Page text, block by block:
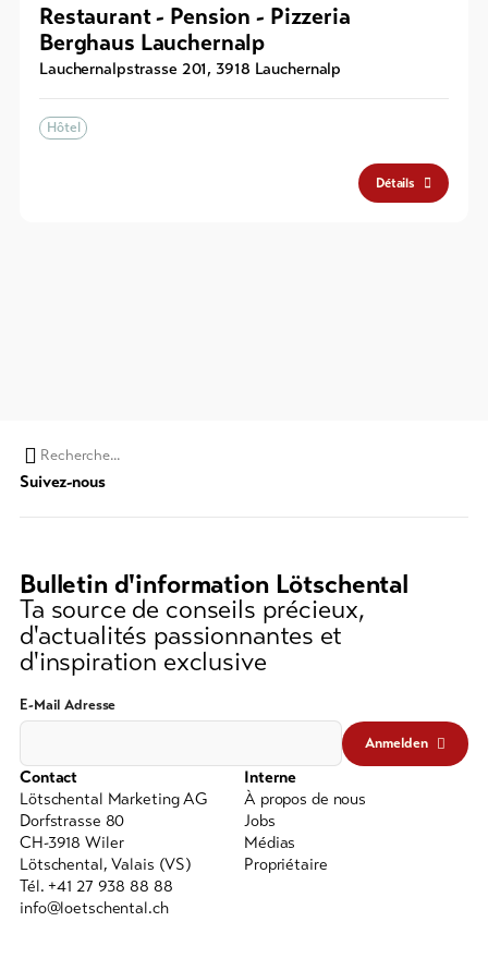
Restaurant - Pension - Pizzeria
Berghaus Lauchernalp
Lauchernalpstrasse 201, 3918 Lauchernalp
Hôtel
Détails
Chaine
de
recherche
moins
3
caractères)
Suivez-nous
Bulletin d'information Lötschental
Ta source de conseils précieux,
d'actualités passionnantes et
d'inspiration exclusive
E-Mail Adresse
Anmelden
Contact
Lötschental Marketing AG
Dorfstrasse 80
CH-3918 Wiler
Lötschental, Valais (VS)
Tél. +41 27 938 88 88
info@loetschental.ch
Interne
À propos de nous
Jobs
Médias
Propriétaire